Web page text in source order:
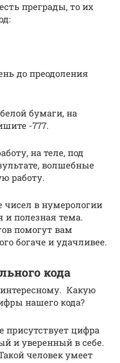
преграды, то их
до преодоления
бумаги, на
-777.
на теле, под
волшебные
работу.
чисел в нумерологии
и полезная тема.
помогут вам
богаче и удачливее.
кода
Какую
нашего кода?
присутствует цифра
и уверенный в себе.
человек умеет